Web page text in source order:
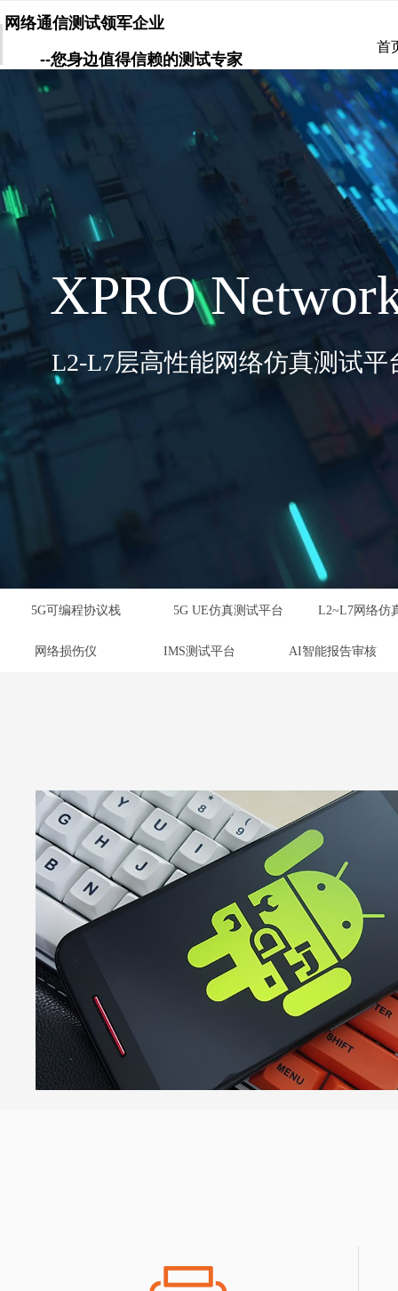
首
网络通信测试领军企业
--您身边值得信赖的测试专家
XPRO
L2-L7层高性能网络仿真测试平
网络损伤仪 IMS测试平台 AI智能报告审核
5G可编程协议栈 5G UE仿真测试平台